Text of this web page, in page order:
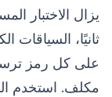
ثانيًا، السياقات
على كل رمز
مكلف. استخدم